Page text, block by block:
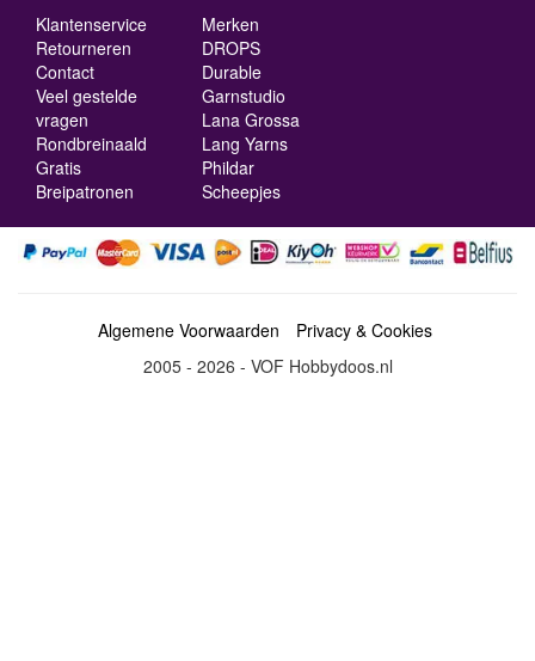
Klantenservice
Retourneren
Contact
Veel gestelde
vragen
Rondbreinaald
Gratis
Breipatronen
Merken
DROPS
Durable
Garnstudio
Lana Grossa
Lang Yarns
Phildar
Scheepjes
Algemene Voorwaarden
Privacy & Cookies
2005 - 2026 - VOF Hobbydoos.nl